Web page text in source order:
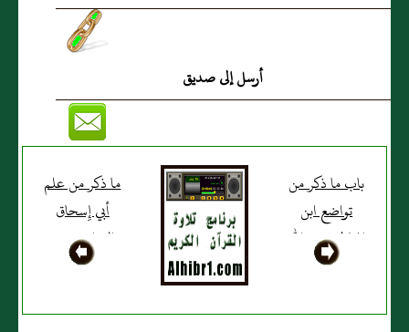
أرسل إلى صديق
باب ما ذكر من
تواضع ابن
المبارك رحمه الله
ما ذكر من علم
أبي إِسحاق
الفزاري رحمة
الله عليه